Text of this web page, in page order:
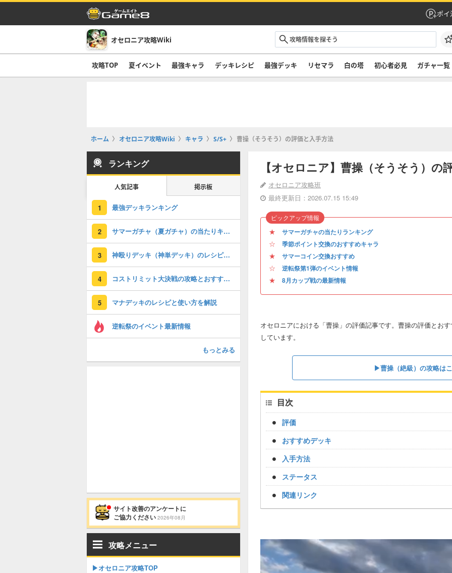
ポイ
オセロニア攻略Wiki
攻略TOP 夏イベント 最強キャラ デッキレシピ 最強デッキ リセマラ 白の塔 初心者必見 ガチャ一覧
ホーム オセロニア攻略Wiki キャラ S/S+ 曹操（そうそう）の評価と入手方法
【オセロニア】曹操（そうそう）の
オセロニア攻略班
最終更新日：2026.07.15 15:49
★ サマーガチャの当たりランキング
☆ 季節ポイント交換のおすすめキャラ
★ サマーコイン交換おすすめ
☆ 逆転祭第1弾のイベント情報
★ 8月カップ戦の最新情報
ピックアップ情報
オセロニアにおける「曹操」の評価記事です。曹操の評価とお
しています。
▶︎曹操（絶級）の攻略は
目次
評価
おすすめデッキ
入手方法
ステータス
関連リンク
ランキング
人気記事 掲示板
1 最強デッキランキング
2 サマーガチャ（夏ガチャ）の当たりキャラとイベント情報
3 神殴りデッキ（神単デッキ）のレシピと使い方を解説
4 コストリミット大決戦の攻略とおすすめデッキ
5 マナデッキのレシピと使い方を解説
逆転祭のイベント最新情報
もっとみる
サイト改善のアンケートに
ご協力ください 2026年08月
攻略メニュー
▶︎オセロニア攻略TOP